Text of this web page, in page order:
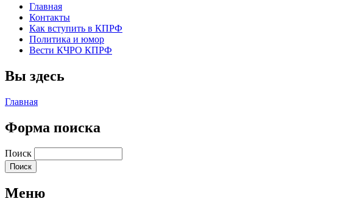
Главная
Контакты
Как вступить в КПРФ
Политика и юмор
Вести КЧРО КПРФ
Вы здесь
Главная
Форма поиска
Поиск
Меню